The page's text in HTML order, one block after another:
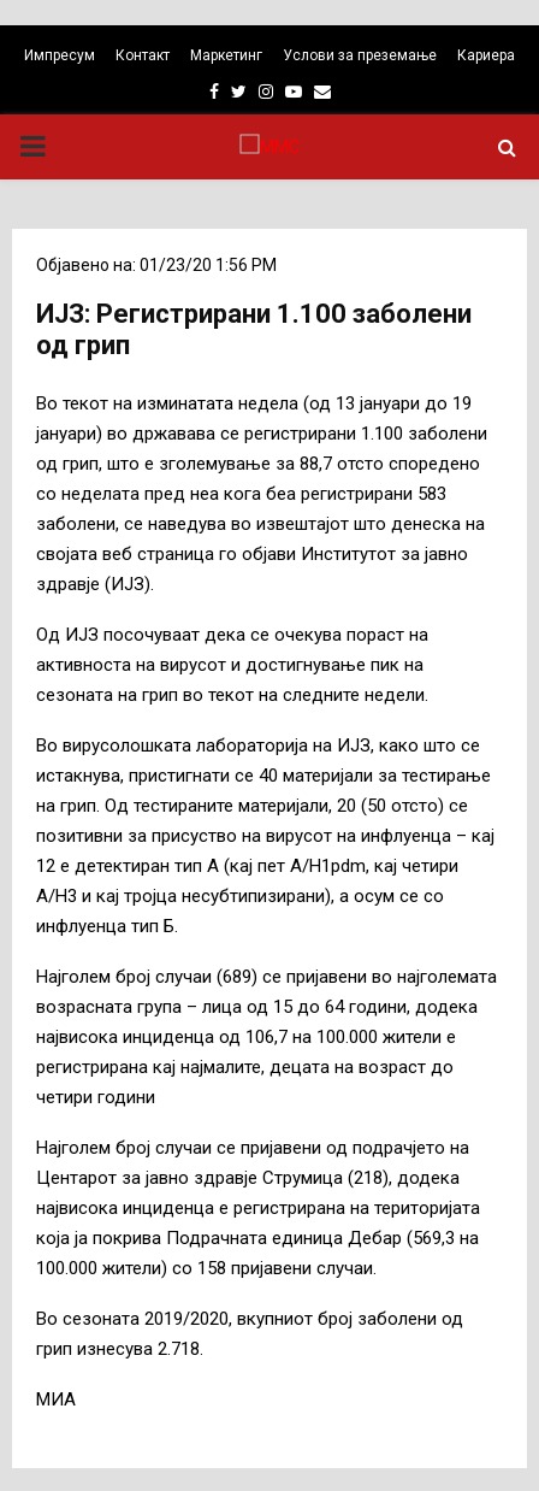
Импресум Контакт Маркетинг Услови за преземање Кариера
Facebook
TwitterInstagram
Youtube
Email
PRIMARY
Објавено на: 01/23/20 1:56 PM
ИЈЗ: Регистрирани 1.100 заболени
од грип
Во текот на изминатата недела (од 13 јануари до 19
јануари) во државава се регистрирани 1.100 заболени
од грип, што е зголемување за 88,7 отсто споредено
со неделата пред неа кога беа регистрирани 583
заболени, се наведува во извештајот што денеска на
својата веб страница го објави Институтот за јавно
здравје (ИЈЗ).
Од ИЈЗ посочуваат дека се очекува пораст на
активноста на вирусот и достигнување пик на
сезоната на грип во текот на следните недели.
Во вирусолошката лабораторија на ИЈЗ, како што се
истакнува, пристигнати се 40 материјали за тестирање
на грип. Од тестираните материјали, 20 (50 отсто) се
позитивни за присуство на вирусот на инфлуенца – кај
12 е детектиран тип А (кај пет A/H1pdm, кај четири
A/H3 и кај тројца несубтипизирани), а осум се со
инфлуенца тип Б.
Најголем број случаи (689) се пријавени во најголемата
возрасната група – лица од 15 до 64 години, додека
највисока инциденца од 106,7 на 100.000 жители е
регистрирана кај најмалите, децата на возраст до
четири години
Најголем број случаи се пријавени од подрачјето на
Центарот за јавно здравје Струмица (218), додека
највисока инциденца е регистрирана на територијата
која ја покрива Подрачната единица Дебар (569,3 на
100.000 жители) со 158 пријавени случаи.
Во сезоната 2019/2020, вкупниот број заболени од
грип изнесува 2.718.
МИА